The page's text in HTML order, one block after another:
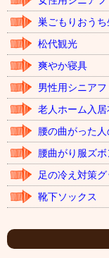
巣ごもりおうち
松代観光
爽やか寝具
男性用シニア
老人ホーム入居
腰の曲がった人
腰曲がり服ズボ
足の冷え対策グ
靴下ソックス